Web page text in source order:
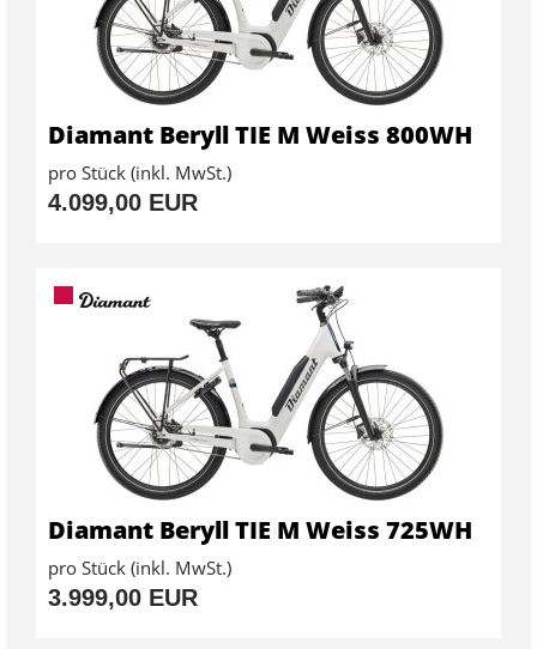
Diamant Beryll TIE M Weiss 800WH
pro Stück (inkl. MwSt.)
4.099,00 EUR
Diamant Beryll TIE M Weiss 725WH
pro Stück (inkl. MwSt.)
3.999,00 EUR